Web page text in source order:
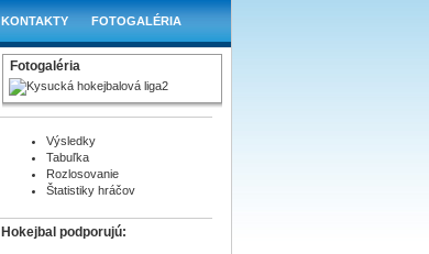
KONTAKTY FOTOGALÉRIA
Fotogaléria
Výsledky
Tabuľka
Rozlosovanie
Štatistiky hráčov
Hokejbal podporujú: